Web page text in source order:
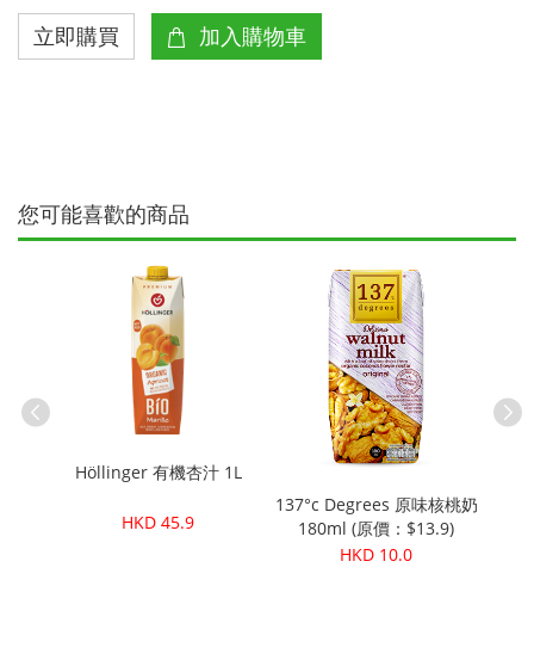
您可能喜歡的商品
Höllinger 有機杏汁 1L
HKD 45.9
137°c Degrees 原味核桃奶
180ml (原價：$13.9)
HKD 10.0